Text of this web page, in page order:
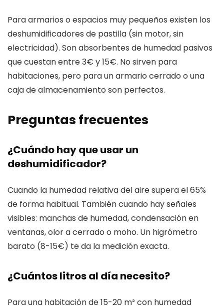
Para armarios o espacios muy pequeños existen los
deshumidificadores de pastilla (sin motor, sin
electricidad). Son absorbentes de humedad pasivos
que cuestan entre 3€ y 15€. No sirven para
habitaciones, pero para un armario cerrado o una
caja de almacenamiento son perfectos.
Preguntas frecuentes
¿Cuándo hay que usar un
deshumidificador?
Cuando la humedad relativa del aire supera el 65%
de forma habitual. También cuando hay señales
visibles: manchas de humedad, condensación en
ventanas, olor a cerrado o moho. Un higrómetro
barato (8-15€) te da la medición exacta.
¿Cuántos litros al día necesito?
Para una habitación de 15-20 m² con humedad